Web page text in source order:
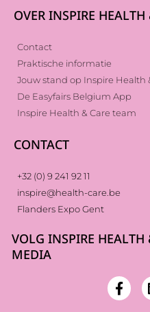
OVER INSPIRE HEALTH
Contact
Praktische informatie
Jouw stand op Inspire Health
De Easyfairs Belgium App
Inspire Health & Care team
CONTACT
+32 (0) 9 241 92 11
inspire@health-care.be
Flanders Expo Gent
VOLG INSPIRE HEALTH
MEDIA